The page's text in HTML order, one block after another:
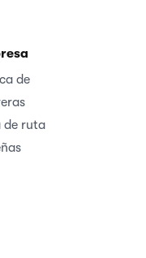
de
de ruta